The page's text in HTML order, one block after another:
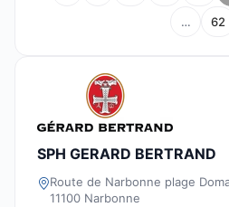
… 62
SPH GERARD BERTRAND
Route de Narbonne plage
11100 Narbonne